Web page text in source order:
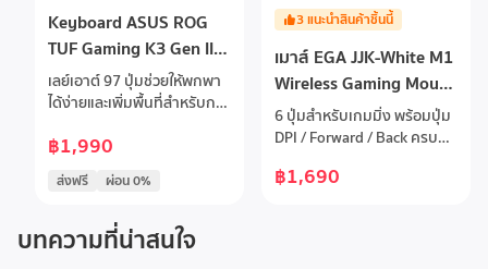
Keyboard ASUS ROG
TUF Gaming K3 Gen II
Wire Gaming Keyboard
Optical-Mechanical RGB
เลย์เอาต์ 97 ปุ่มช่วยให้พกพา
ได้ง่ายและเพิ่มพื้นที่สำหรับการ
สายด้านหลังเพื่อความเป็น
ระเบียบบนโต๊ะกันน้ำและฝุ่น
ระดับ IP57: ป้องกันการหก
อย่างมีประสิทธิภาพ ทำความ
สะอาดง่ายและทนทานต่อการ
฿1,990
ส่งฟรี ผ่อน 0%
3แนะนำสินค้าชิ้นนี้
เมาส์ EGA JJK-White M1
Wireless Gaming Mouse
4K 3 Mode
6 ปุ่มสำหรับเกมมิ่ง พร้อมปุ่ม
DPI / Forward / Back ครบ
(Interpolation สูงสุด 26,000
฿1,690
บทความที่น่าสนใจ